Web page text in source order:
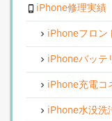
iPhone修理実績
iPhoneフロン
iPhoneバッテ
iPhone充電コ
iPhone水没洗